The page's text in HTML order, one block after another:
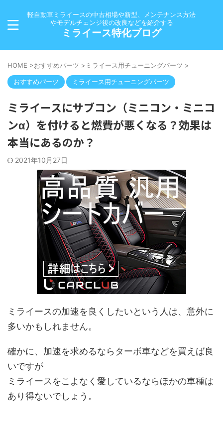
軽自動車ミライースの中古相場や新型、メンテナンス方法
やモデルチェンジ後の改良などを紹介する
ミライース特化ブログ
HOME >おすすめパーツ > ミライース用チューニングパーツ >
おすすめパーツ ミライース用チューニングパーツ
ミライースにサブコン（ミニコン・ミニコ
ンα）を付けると燃費が悪くなる？効果は
本当にあるのか？
2021年10月27日
ミライースの加速を良くしたいという人は、意外に
多いかもしれません。
確かに、加速を求めるならターボ車などを買えば良
いですが
ミライースをこよなく愛しているならほかの車種は
あり得ないでしょう。